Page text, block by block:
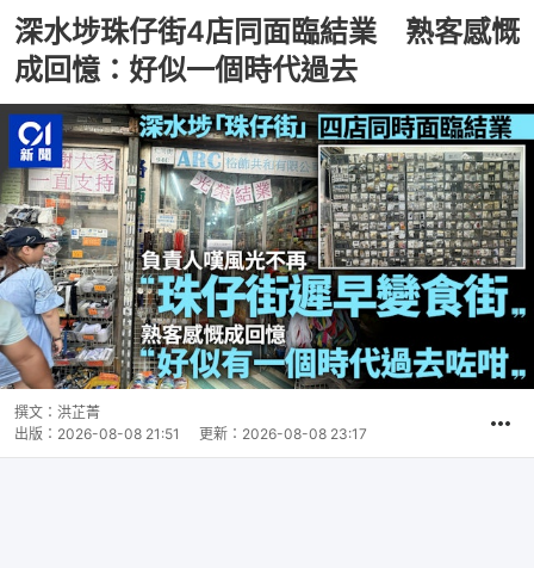
深水埗珠仔街4店同面臨結業 熟客感慨
成回憶：好似一個時代過去
撰文： 洪芷菁
出版： 2026-08-08 21:51 更新： 2026-08-08 23:17